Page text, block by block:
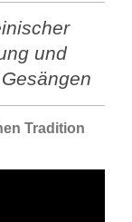
und
Tradition